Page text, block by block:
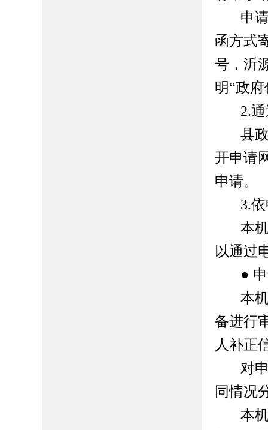
申
函方式
号 ，沂
明“政府
2.
县
开申请
申请。
3.
本
以通过
●
本
备进行
人补正
对
同情况
本